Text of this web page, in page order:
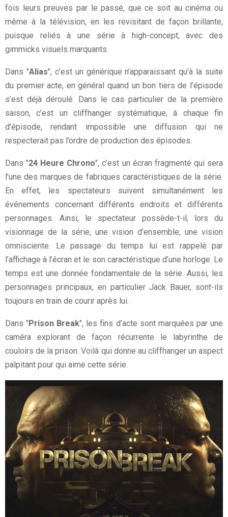
fois leurs preuves par le passé, que ce soit au cinéma ou
même à la télévision, en les revisitant de façon brillante,
puisque reliés à une série à high-concept, avec des
gimmicks visuels marquants.
Dans "Alias", c’est un générique n’apparaissant qu’à la suite
du premier acte, en général quand un bon tiers de l’épisode
s’est déjà déroulé. Dans le cas particulier de la première
saison, c’est un cliffhanger systématique, à chaque fin
d’épisode, rendant impossible une diffusion qui ne
respecterait pas l’ordre de production des épisodes.
Dans "24 Heure Chrono", c’est un écran fragmenté qui sera
l’une des marques de fabriques caractéristiques de la série.
En effet, les spectateurs suivent simultanément les
événements concernant différents endroits et différents
personnages. Ainsi, le spectateur possède-t-il, lors du
visionnage de la série, une vision d’ensemble, une vision
omnisciente. Le passage du temps lui est rappelé par
l’affichage à l’écran et le son caractéristique d’une horloge. Le
temps est une donnée fondamentale de la série. Aussi, les
personnages principaux, en particulier Jack Bauer, sont-ils
toujours en train de courir après lui.
Dans " Prison Break", les fins d’acte sont marquées par une
caméra explorant de façon récurrente le labyrinthe de
couloirs de la prison. Voilà qui donne au cliffhanger un aspect
palpitant pour qui aime cette série.